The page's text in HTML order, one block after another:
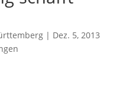
| Dez. 5, 2013